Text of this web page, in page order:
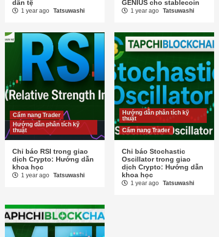
dân tệ
1 year ago Tatsuwashi
GENIUS cho stablecoin
1 year ago Tatsuwashi
Cẩm nang Trader
Hướng dẫn phân tích kỹ
thuật
Chỉ báo RSI trong giao
dịch Crypto: Hướng dẫn
khoa học
1 year ago Tatsuwashi
Hướng dẫn phân tích kỹ
thuật
Cẩm nang Trader
Chỉ báo Stochastic
Oscillator trong giao
dịch Crypto: Hướng dẫn
khoa học
1 year ago Tatsuwashi